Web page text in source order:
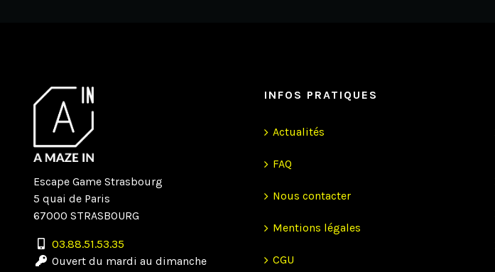
Escape Game Strasbourg
5 quai de Paris
67000 STRASBOURG
03.88.51.53.35
Ouvert du mardi au dimanche
INFOS PRATIQUES
Actualités
FAQ
Nous contacter
Mentions légales
CGU